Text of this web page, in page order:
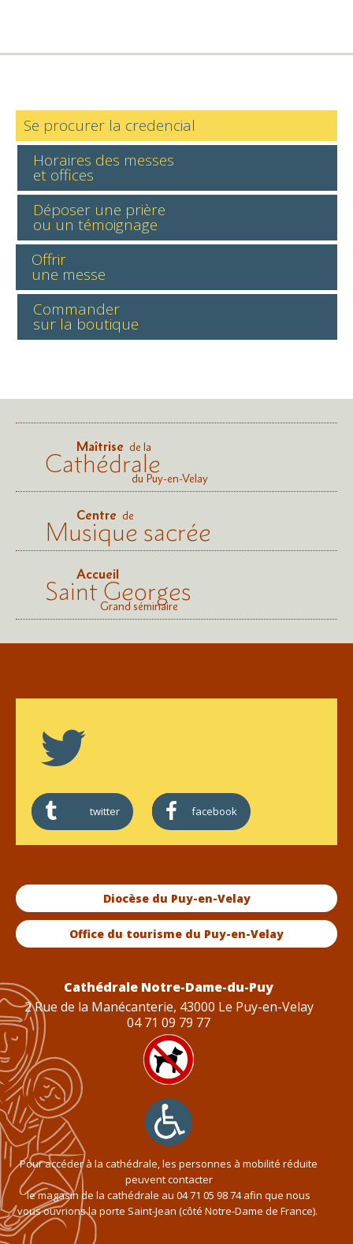
Se procurer la credencial
Horaires des messes
et offices
Déposer une prière
ou un témoignage
Offrir
une messe
Commander
sur la boutique
Maîtrise de la
Cathédraledu Puy-en-Velay
Centre de
Musique sacrée
Accueil
Saint Georges
Grand séminaire
twitter facebook
Diocèse du Puy-en-Velay
Office du tourisme du Puy-en-Velay
Cathédrale Notre-Dame-du-Puy
2 Rue de la Manécanterie, 43000 Le Puy-en-Velay
04 71 09 79 77
Pour accéder à la cathédrale, les personnes à mobilité réduite
peuvent contacter
le magasin de la cathédrale au 04 71 05 98 74afin que nous
vous ouvrions la porte Saint-Jean (côté Notre-Dame de France).